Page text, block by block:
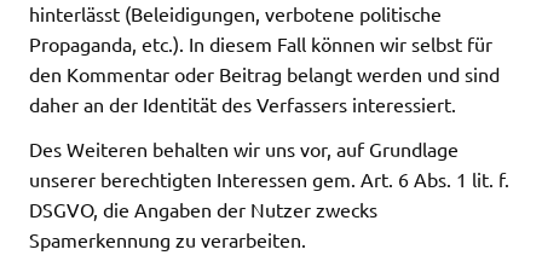
hinterlässt (Beleidigungen, verbotene politische
Propaganda, etc.). In diesem Fall können wir selbst für
den Kommentar oder Beitrag belangt werden und sind
daher an der Identität des Verfassers interessiert.
Des Weiteren behalten wir uns vor, auf Grundlage
unserer berechtigten Interessen gem. Art. 6 Abs. 1 lit. f.
DSGVO, die Angaben der Nutzer zwecks
Spamerkennung zu verarbeiten.